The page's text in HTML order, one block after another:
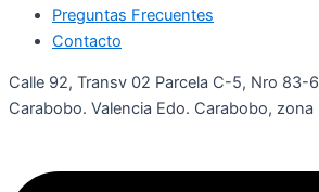
Preguntas Frecuentes
Contacto
Calle 92, Transv 02 Parcela C-5, Nro 83-
Carabobo. Valencia Edo. Carabobo,